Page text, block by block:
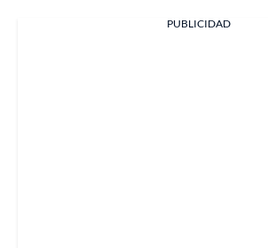
PUBLICIDAD